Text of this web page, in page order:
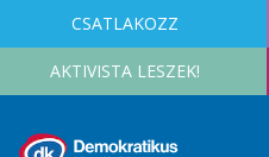
CSATLAKOZZ
AKTIVISTA LESZEK!